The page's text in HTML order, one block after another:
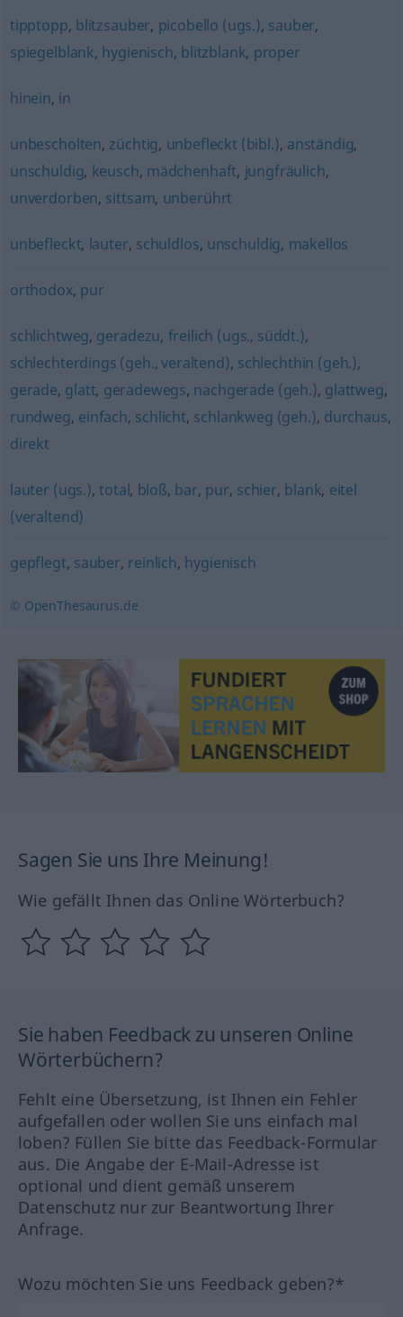
tipptopp, blitzsauber, picobello (ugs.), sauber,
spiegelblank, hygienisch, blitzblank, proper
hinein, in
unbescholten, züchtig, unbefleckt (bibl.), anständig,
unschuldig, keusch, mädchenhaft, jungfräulich,
unverdorben, sittsam, unberührt
unbefleckt, lauter, schuldlos, unschuldig, makellos
orthodox, pur
schlichtweg, geradezu, freilich (ugs., süddt.),
schlechterdings (geh., veraltend), schlechthin (geh.),
gerade, glatt, geradewegs, nachgerade (geh.), glattweg,
rundweg, einfach, schlicht, schlankweg (geh.), durchaus,
direkt
lauter (ugs.),total, bloß, bar, pur, schier, blank, eitel
(veraltend)
gepflegt, sauber, reinlich, hygienisch
© OpenThesaurus.de
Sagen Sie uns Ihre Meinung!
Wie gefällt Ihnen das Online Wörterbuch?
Sie haben Feedback zu unseren Online
Wörterbüchern?
Fehlt eine Übersetzung, ist Ihnen ein Fehler
aufgefallen oder wollen Sie uns einfach mal
loben? Füllen Sie bitte das Feedback-Formular
aus. Die Angabe der E-Mail-Adresse ist
optional und dient gemäß unserem
Datenschutz nur zur Beantwortung Ihrer
Anfrage.
Wozu möchten Sie uns Feedback geben?*